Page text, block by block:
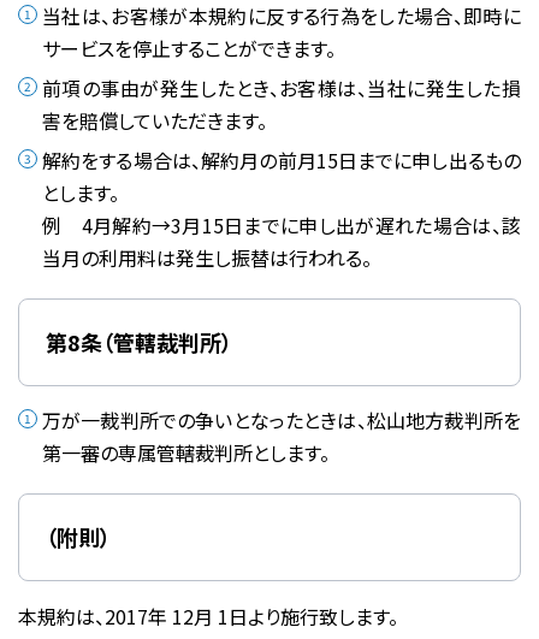
当社は、お客様が本規約に反する行為をした場合、即時に
サービスを停止することができます。
前項の事由が発生したとき、お客様は、当社に発生した損
害を賠償していただきます。
解約をする場合は、解約月の前月15日までに申し出るもの
とします。
例 4月解約→3月15日までに申し出が遅れた場合は、該
当月の利用料は発生し振替は行われる。
第8条（管轄裁判所）
万が一裁判所での争いとなったときは、松山地方裁判所を
第一審の専属管轄裁判所とします。
（附則）
本規約は、2017年 12月 1日より施行致します。